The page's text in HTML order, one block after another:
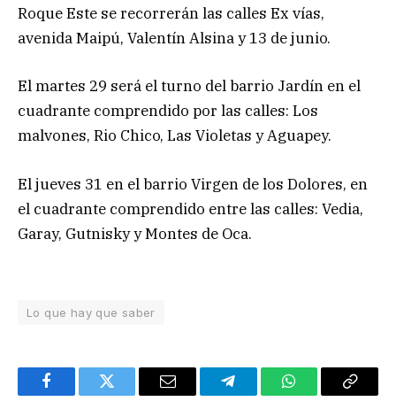
Roque Este se recorrerán las calles Ex vías,
avenida Maipú, Valentín Alsina y 13 de junio.
El martes 29 será el turno del barrio Jardín en el
cuadrante comprendido por las calles: Los
malvones, Rio Chico, Las Violetas y Aguapey.
El jueves 31 en el barrio Virgen de los Dolores, en
el cuadrante comprendido entre las calles: Vedia,
Garay, Gutnisky y Montes de Oca.
Lo que hay que saber
FacebookTwitter Email TelegramWhatsAppCopy